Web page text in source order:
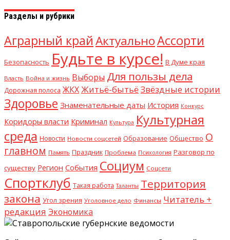
Разделы и рубрики
Аграрный крайАктуальноАссорти
Безопасность Будьте в курсе! В Думе края
Власть Война и жизнь Выборы Для пользы дела
Дорожная полоса ЖКХЖитьё-бытьё Звёздные истории
Здоровье Знаменательные даты История Конкурс
Коридоры власти Криминал Культура Культурная
среда Новости Новости соцсетей Образование Общество О
главном Память Праздник Проблема Психология Разговор по
существу Регион События Социум Соцсети
Спортклуб Такая работа Таланты Территория
закона Угол зрения Уголовное дело Финансы Читатель +
редакция Экономика